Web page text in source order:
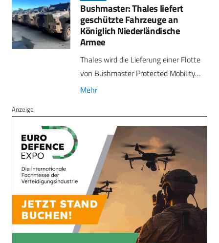
Bushmaster: Thales liefert
geschützte Fahrzeuge an
Königlich Niederländische
Armee
Thales wird die Lieferung einer Flotte
von Bushmaster Protected Mobility…
Mehr
Anzeige